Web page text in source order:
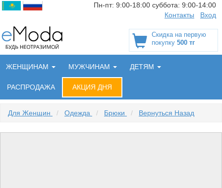
Пн-пт: 9:00-18:00 суббота: 9:00-14:00
Контакты
Вход
Скидка на первую
покупку 500 тг
ЖЕНЩИНАМ МУЖЧИНАМ ДЕТЯМ
РАСПРОДАЖА АКЦИЯ ДНЯ
Для Женщин / Одежда / Брюки / Вернуться Назад